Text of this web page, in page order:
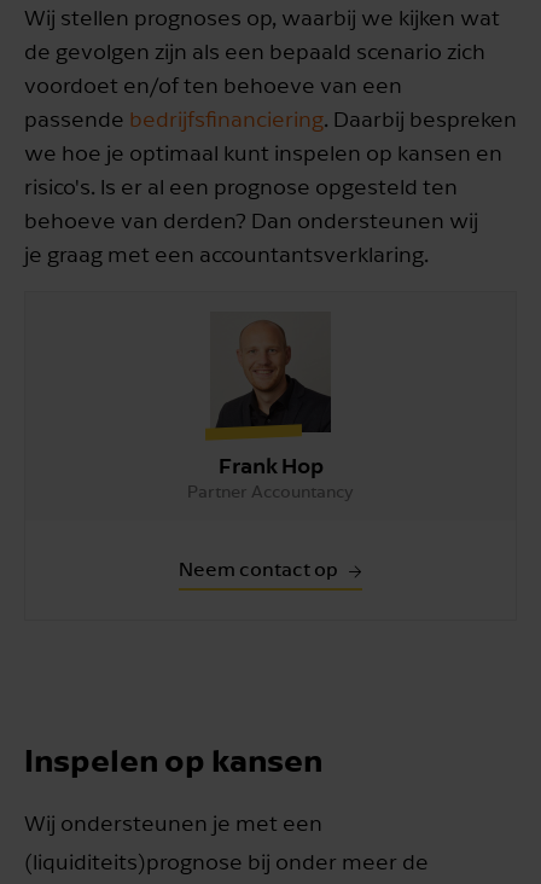
Wij stellen prognoses op, waarbij we kijken wat
de gevolgen zijn als een bepaald scenario zich
voordoet en/of ten behoeve van een
passende bedrijfsfinanciering. Daarbij bespreken
we hoe je optimaal kunt inspelen op kansen en
risico's. Is er al een prognose opgesteld ten
behoeve van derden? Dan ondersteunen wij
je graag met een accountantsverklaring.
Frank Hop
Partner Accountancy
Neem contact op
Inspelen op kansen
Wij ondersteunen je met een
(liquiditeits)prognose bij onder meer de